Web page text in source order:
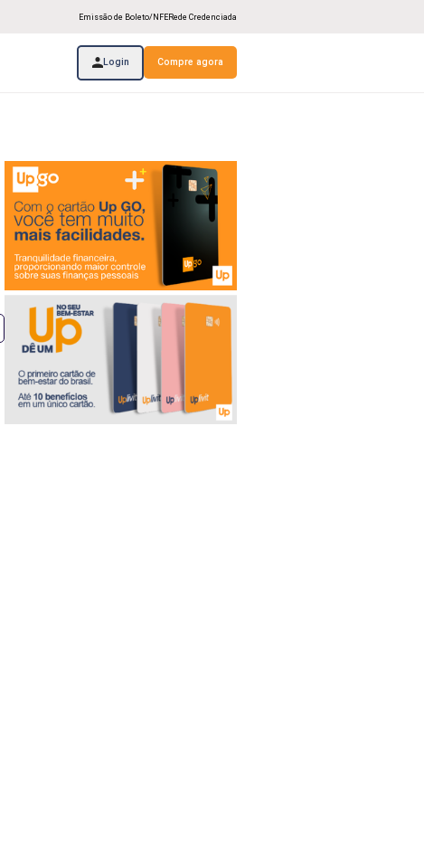
Emissão de Boleto/NFE Rede Credenciada
Login Compre agora